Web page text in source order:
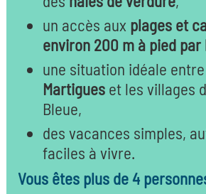
un accès aux plages et
environ 200 m à pied par
une situation idéale entre
Martigues et les villages
Bleue,
des vacances simples,
faciles à vivre.
Vous êtes plus de 4